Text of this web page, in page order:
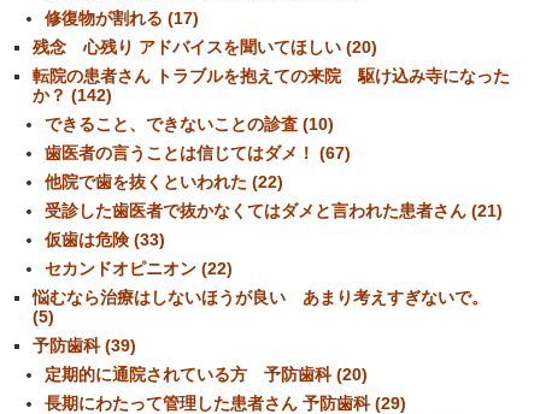
修復物が割れる (17)
残念 心残り アドバイスを聞いてほしい (20)
転院の患者さん トラブルを抱えての来院 駆け込み寺になった
か？ (142)
できること、できないことの診査 (10)
歯医者の言うことは信じてはダメ！ (67)
他院で歯を抜くといわれた (22)
受診した歯医者で抜かなくてはダメと言われた患者さん (21)
仮歯は危険 (33)
セカンドオピニオン (22)
悩むなら治療はしないほうが良い あまり考えすぎないで。
(5)
予防歯科 (39)
定期的に通院されている方 予防歯科 (20)
長期にわたって管理した患者さん 予防歯科 (29)